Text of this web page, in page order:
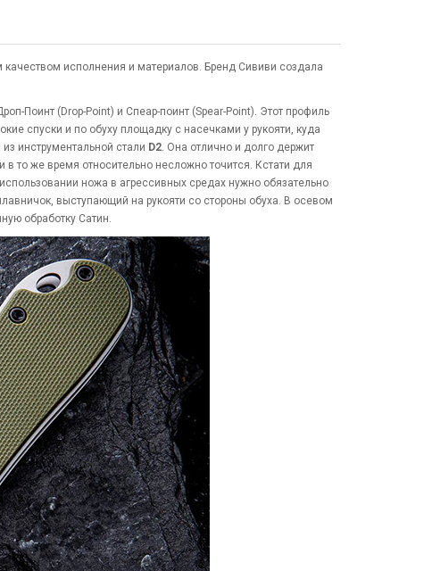
исполнения и материалов. Бренд Сививи создала
Поинт (Drop-Point) и Спеар-поинт (Spear-Point). Этот профиль
спуски и по обуху площадку с насечками у рукояти, куда
инструментальной стали D2. Она отлично и долго держит
в то же время относительно несложно точится. Кстати для
ножа в агрессивных средах нужно обязательно
выступающий на рукояти со стороны обуха. В осевом
обработку Сатин.